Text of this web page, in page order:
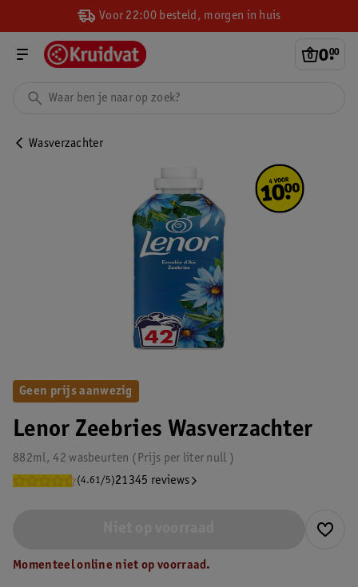
Voor 22:00 besteld, morgen in huis
0.
00
Wasverzachter
Lenor Zeebries Wasverzachter
882ml, 42 wasbeurten null
Prijs per liter
(4.61/5)21345 reviews
Geen prijs aanwezig
Momenteel online niet op voorraad.